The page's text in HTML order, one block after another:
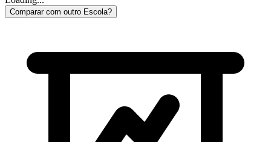
Comparar com outro Escola?